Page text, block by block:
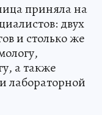
приняла на
двух
и столько же
а также
лабораторной